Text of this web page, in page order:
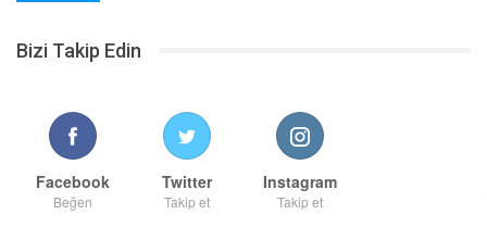
Bizi Takip Edin
Facebook
Beğen
Twitter
Takip et
Instagram
Takip et